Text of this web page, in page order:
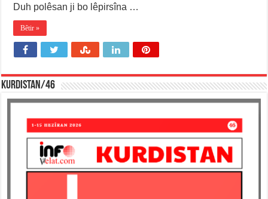
Duh polêsan ji bo lêpirsîna …
Bêtir »
KURDISTAN/46